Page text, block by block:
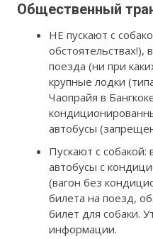
Общественный
НЕ пускают с
поезда (ни при
крупные лодки
Чаопрайя в
автобусы
Пускают с
автобусы с
(вагон без
билета на поезд,
билет для собаки.
информации.